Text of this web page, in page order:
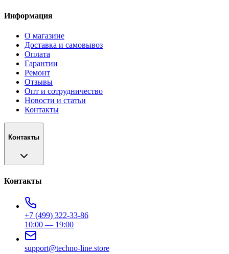
Информация
О магазине
Доставка и самовывоз
Оплата
Гарантии
Ремонт
Отзывы
Опт и сотрудничество
Новости и статьи
Контакты
Контакты
Контакты
+7 (499) 322-33-86
10:00 — 19:00
support@techno-line.store